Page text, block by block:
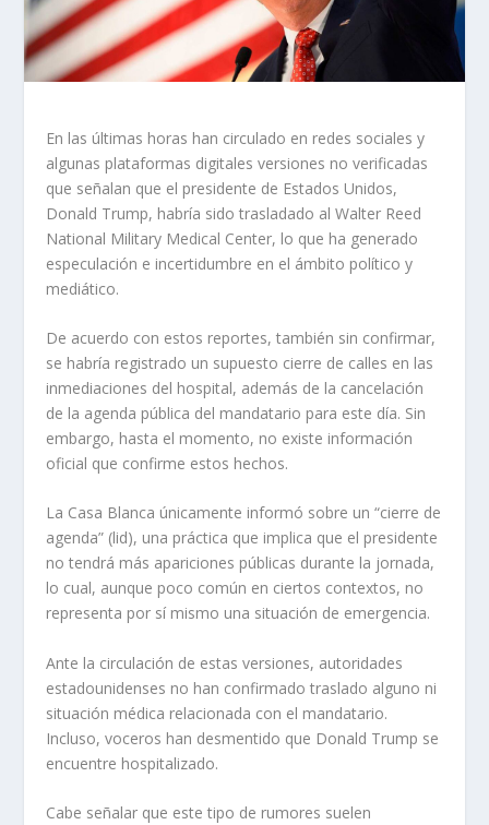
En las últimas horas han circulado en redes sociales y
algunas plataformas digitales versiones no verificadas
que señalan que el presidente de Estados Unidos,
Donald Trump, habría sido trasladado al Walter Reed
National Military Medical Center, lo que ha generado
especulación e incertidumbre en el ámbito político y
mediático.
De acuerdo con estos reportes, también sin confirmar,
se habría registrado un supuesto cierre de calles en las
inmediaciones del hospital, además de la cancelación
de la agenda pública del mandatario para este día. Sin
embargo, hasta el momento, no existe información
oficial que confirme estos hechos.
La Casa Blanca únicamente informó sobre un “cierre de
agenda” (lid), una práctica que implica que el presidente
no tendrá más apariciones públicas durante la jornada,
lo cual, aunque poco común en ciertos contextos, no
representa por sí mismo una situación de emergencia.
Ante la circulación de estas versiones, autoridades
estadounidenses no han confirmado traslado alguno ni
situación médica relacionada con el mandatario.
Incluso, voceros han desmentido que Donald Trump se
encuentre hospitalizado.
Cabe señalar que este tipo de rumores suelen